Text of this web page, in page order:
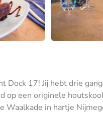
Dock 17! Jij hebt drie
op een originele
Waalkade in hartje